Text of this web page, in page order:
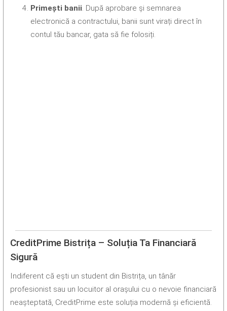
Primești banii. După aprobare și semnarea
electronică a contractului, banii sunt virați direct în
contul tău bancar, gata să fie folosiți.
CreditPrime Bistrița – Soluția Ta Financiară
Sigură
Indiferent că ești un student din Bistrița, un tânăr
profesionist sau un locuitor al orașului cu o nevoie financiară
neașteptată, CreditPrime este soluția modernă și eficientă.